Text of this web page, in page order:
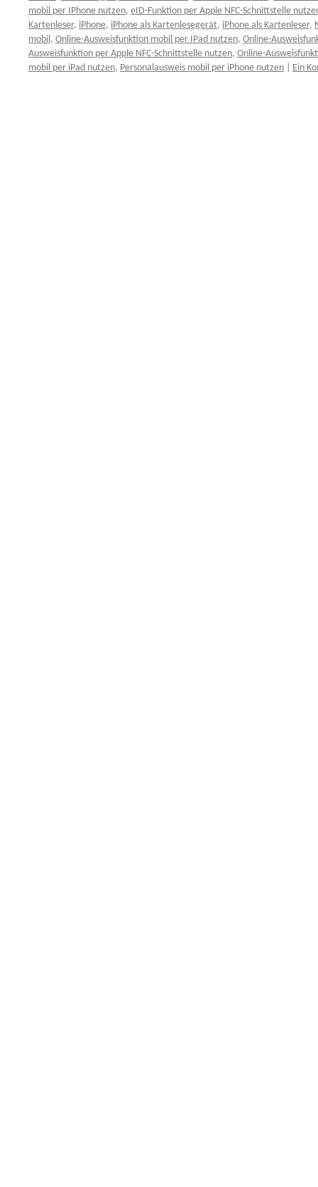
mobil per IPhone nutzen, eID-Funktion per Apple NFC-Schnittstelle
Kartenleser, iPhone, iPhone als Kartenlesegerät, iPhone als Kartenleser,
mobil, Online-Ausweisfunktion mobil per IPad nutzen, Online-
Ausweisfunktion per Apple NFC-Schnittstelle nutzen, Online-
mobil per iPad nutzen, Personalausweis mobil per iPhone nutzen Ein